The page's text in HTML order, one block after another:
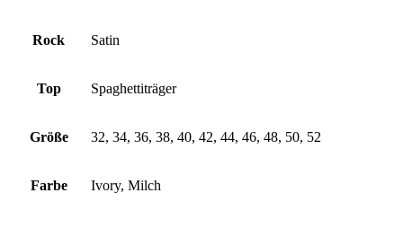
Rock Satin
Top Spaghettiträger
Größe 32, 34, 36, 38, 40, 42, 44, 46, 48, 50, 52
Farbe Ivory, Milch